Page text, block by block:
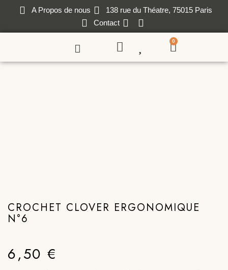
A Propos de nous
138 rue du Théatre, 75015 Paris
Contact
0
CROCHET CLOVER ERGONOMIQUE
N°6
6,50 €